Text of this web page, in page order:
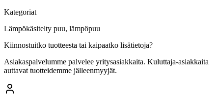
Kategoriat
Lämpökäsitelty puu, lämpöpuu
Kiinnostuitko tuotteesta tai kaipaatko lisätietoja?
Asiakaspalvelumme palvelee yritysasiakkaita. Kuluttaja-asiakkaita
auttavat tuotteidemme jälleenmyyjät.